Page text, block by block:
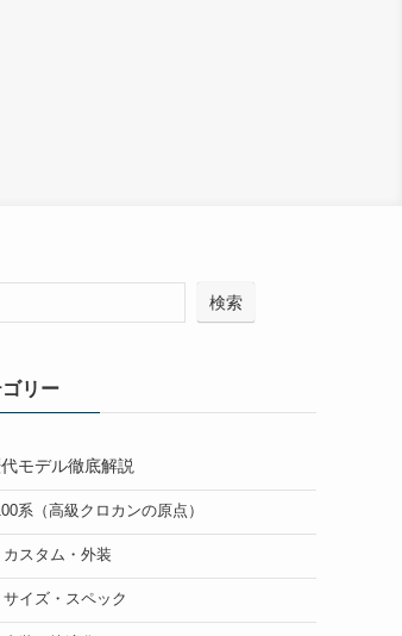
検索
ゴリー
モデル徹底解説
系（高級クロカンの原点）
カスタム・外装
サイズ・スペック